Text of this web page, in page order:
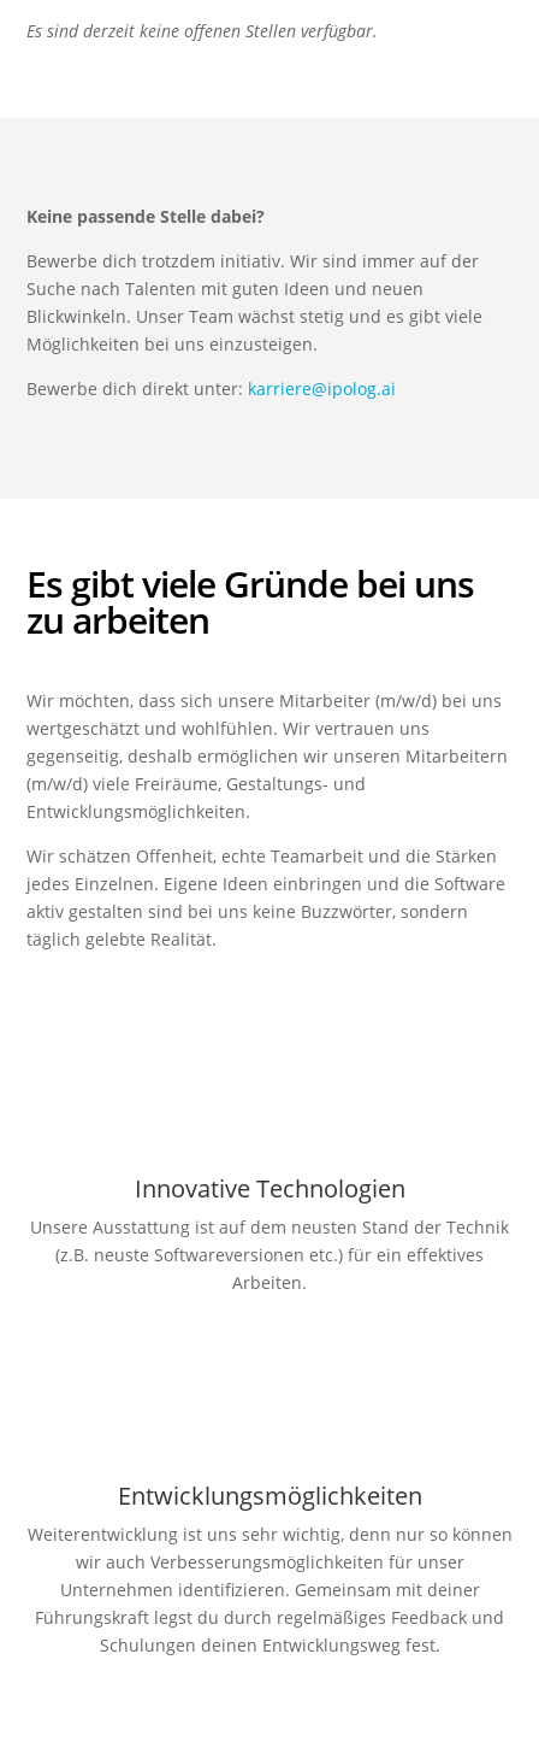
Es sind derzeit keine offenen Stellen verfügbar.
Keine passende Stelle dabei?
Bewerbe dich trotzdem initiativ. Wir sind immer auf der
Suche nach Talenten mit guten Ideen und neuen
Blickwinkeln. Unser Team wächst stetig und es gibt viele
Möglichkeiten bei uns einzusteigen.
Bewerbe dich direkt unter: karriere@ipolog.ai
Es gibt viele Gründe bei uns
zu arbeiten
Wir möchten, dass sich unsere Mitarbeiter (m/w/d) bei uns
wertgeschätzt und wohlfühlen. Wir vertrauen uns
gegenseitig, deshalb ermöglichen wir unseren Mitarbeitern
(m/w/d) viele Freiräume, Gestaltungs- und
Entwicklungsmöglichkeiten.
Wir schätzen Offenheit, echte Teamarbeit und die Stärken
jedes Einzelnen. Eigene Ideen einbringen und die Software
aktiv gestalten sind bei uns keine Buzzwörter, sondern
täglich gelebte Realität.
Innovative Technologien
Unsere Ausstattung ist auf dem neusten Stand der Technik
(z.B. neuste Softwareversionen etc.) für ein effektives
Arbeiten.
Entwicklungsmöglichkeiten
Weiterentwicklung ist uns sehr wichtig, denn nur so können
wir auch Verbesserungsmöglichkeiten für unser
Unternehmen identifizieren. Gemeinsam mit deiner
Führungskraft legst du durch regelmäßiges Feedback und
Schulungen deinen Entwicklungsweg fest.